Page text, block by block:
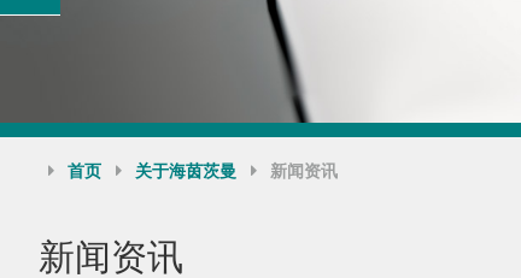
首页 关于海茵茨曼 新闻资讯
新闻资讯